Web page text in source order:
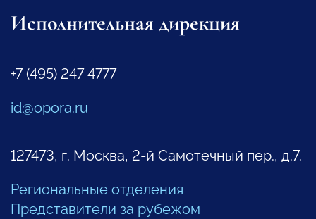
Исполнительная дирекция
+7 (495) 247 4777
id@opora.ru
127473, г. Москва, 2-й Самотечный пер., д.7.
Региональные отделения
Представители за рубежом